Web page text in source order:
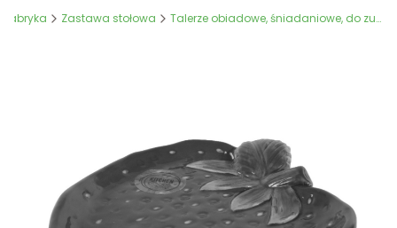
Fabryka Zastawa stołowa Talerze obiadowe, śniadaniowe, do zupy